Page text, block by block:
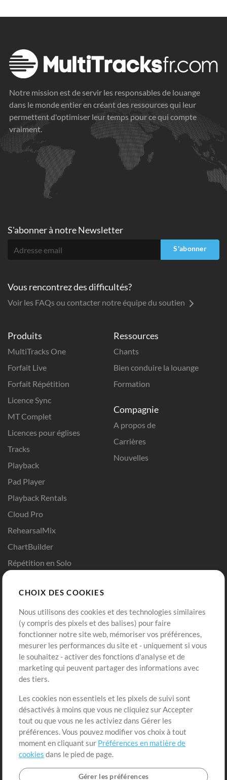
Notre mission est de servir les responsables de louange
dans le monde entier en créant des ressources qui leur
permettent d'optimiser leur temps pour ce qui compte
vraiment.
Produits
MultiTracks One
Forfait Live
Forfait Répétition
Licence Sync
MT Complet
Licences pour églises
Tracks
Playback
Pad Player
Playback Rentals
Cloud Pro
RehearsalMix
ChartBuilder
Répétition en Solo
Modèles ProPresenter
Sons
Ressources
Chants
Bien conduire la louange
Formation
Compagnie
A propos de
Carrières
Nouvelles
Boutique
Acheter des crédits
Contenu gratuit
Extras
Sessions
Soumettre votre contenu
Listes de lecture
Conférence MT
Compte
Connexion
S'inscrire
S'abonner à notre Newsletter
S'abonner
Vous rencontrez des difficultés?
Voir les FAQs ou contacter notre équipe du soutien
CHOIX DES COOKIES
Nous utilisons des cookies et des technologies similaires
(y compris des pixels et des balises) pour faire
fonctionner notre site web, mémoriser vos préférences,
mesurer les performances du site et - uniquement si vous
le souhaitez - activer des fonctions d'analyse et de
marketing qui peuvent partager des informations avec
des tiers.
Les cookies non essentiels et les pixels de suivi sont
désactivés à moins que vous ne cliquiez sur Accepter
tout ou que vous ne les activiez dans Gérer les
préférences. Vous pouvez modifier vos choix à tout
moment en cliquant sur Préférences en matière de
cookies dans le pied de page.
Gérer les préférences